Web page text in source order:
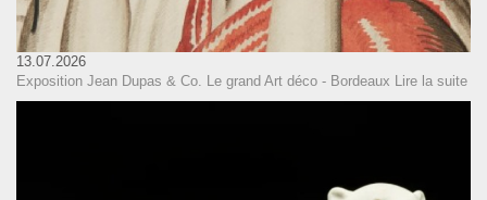
13.07.2026
Exposition Jean Dupas & Co. Le grand Art déco - Bordeaux Lire la suite